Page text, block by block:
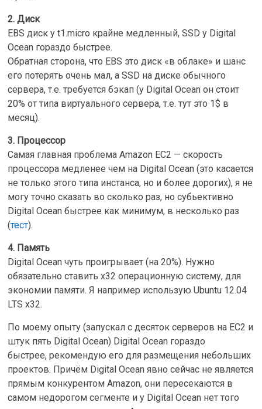
2. Диск
EBS диск у t1.micro крайне медленный, SSD у Digital
Ocean гораздо быстрее.
Обратная сторона, что EBS это диск «в облаке» и шанс
его потерять очень мал, а SSD на диске обычного
сервера, т.е. требуется бэкап (у Digital Ocean он стоит
20% от типа виртуального сервера, т.е. тут это 1$ в
месяц).
3. Процессор
Самая главная проблема Amazon EC2 — скорость
процессора медленее чем на Digital Ocean (это касается
не только этого типа инстанса, но и более дорогих), я не
могу точно сказать во сколько раз, но субьективно
Digital Ocean быстрее как минимум, в несколько раз
(тест).
4. Память
Digital Ocean чуть проигрывает (на 20%). Нужно
обязательно ставить x32 операционную систему, для
экономии памяти. Я например использую Ubuntu 12.04
LTS x32.
По моему опыту (запускал с десяток серверов на EC2 и
штук пять Digital Ocean) Digital Ocean гораздо
быстрее, рекомендую его для размещения небольших
проектов. Причём Digital Ocean явно сейчас не является
прямым конкурентом Amazon, они пересекаются в
самом недорогом сегменте и у Digital Ocean нет того